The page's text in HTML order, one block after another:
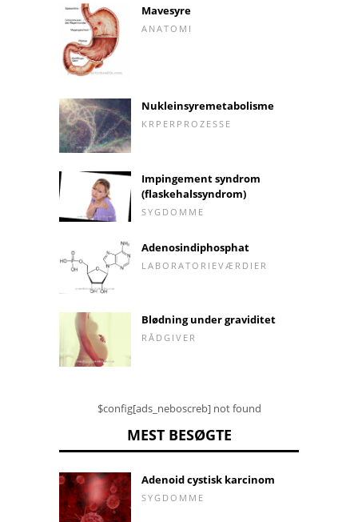
Mavesyre
ANATOMI
Nukleinsyremetabolisme
KRPERPROZESSE
Impingement syndrom
(flaskehalssyndrom)
SYGDOMME
Adenosindiphosphat
LABORATORIEVÆRDIER
Blødning under graviditet
RÅDGIVER
$config[ads_neboscreb] not found
MEST BESØGTE
Adenoid cystisk karcinom
SYGDOMME